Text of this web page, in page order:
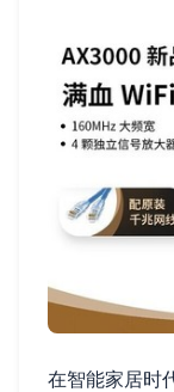
在智能家居时